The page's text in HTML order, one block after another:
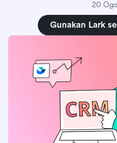
20
Gunakan Lark